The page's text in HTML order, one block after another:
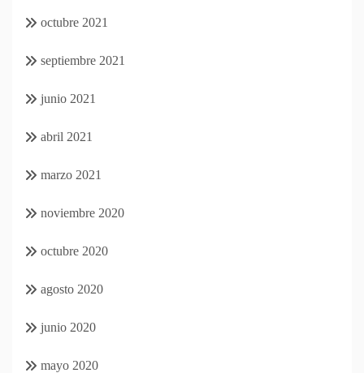
octubre 2021
septiembre 2021
junio 2021
abril 2021
marzo 2021
noviembre 2020
octubre 2020
agosto 2020
junio 2020
mayo 2020